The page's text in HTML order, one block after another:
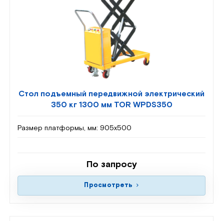
Стол подъемный передвижной электрический
350 кг 1300 мм TOR WPDS350
Размер платформы, мм: 905х500
По запросу
Просмотреть